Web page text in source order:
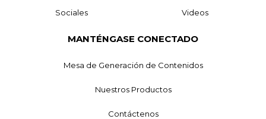
Sociales Videos
MANTÉNGASE CONECTADO
Mesa de Generación de Contenidos
Nuestros Productos
Contáctenos